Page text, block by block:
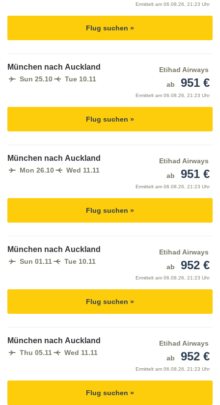
Ermittelt am 06.08.26, 21:23 Uhr
Flug suchen »
München nach Auckland
Sun 25.10 Tue 10.11
Etihad Airways
ab
951 €
Ermittelt am 06.08.26, 21:23 Uhr
Flug suchen »
München nach Auckland
Mon 26.10 Wed 11.11
Etihad Airways
ab
951 €
Ermittelt am 06.08.26, 21:23 Uhr
Flug suchen »
München nach Auckland
Sun 01.11 Tue 10.11
Etihad Airways
ab
952 €
Ermittelt am 06.08.26, 21:23 Uhr
Flug suchen »
München nach Auckland
Thu 05.11 Wed 11.11
Etihad Airways
ab
952 €
Ermittelt am 06.08.26, 21:23 Uhr
Flug suchen »